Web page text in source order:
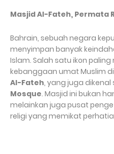
Masjid Al-Fateh, Permata
Bahrain, sebuah negara
menyimpan banyak
Islam. Salah satu ikon
kebanggaan umat Muslim
Al-Fateh, yang juga dikenal
Mosque. Masjid ini bukan
melainkan juga pusat
religi yang memikat